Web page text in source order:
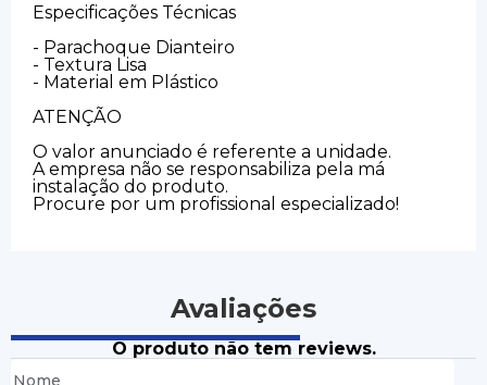
Especificações Técnicas
- Parachoque Dianteiro
- Textura Lisa
- Material em Plástico
ATENÇÃO
O valor anunciado é referente a unidade.
A empresa não se responsabiliza pela má
instalação do produto.
Procure por um profissional especializado!
Avaliações
O produto não tem reviews.